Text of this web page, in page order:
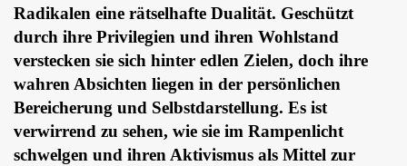
Radikalen eine rätselhafte Dualität. Geschützt
durch ihre Privilegien und ihren Wohlstand
verstecken sie sich hinter edlen Zielen, doch ihre
wahren Absichten liegen in der persönlichen
Bereicherung und Selbstdarstellung. Es ist
verwirrend zu sehen, wie sie im Rampenlicht
schwelgen und ihren Aktivismus als Mittel zur